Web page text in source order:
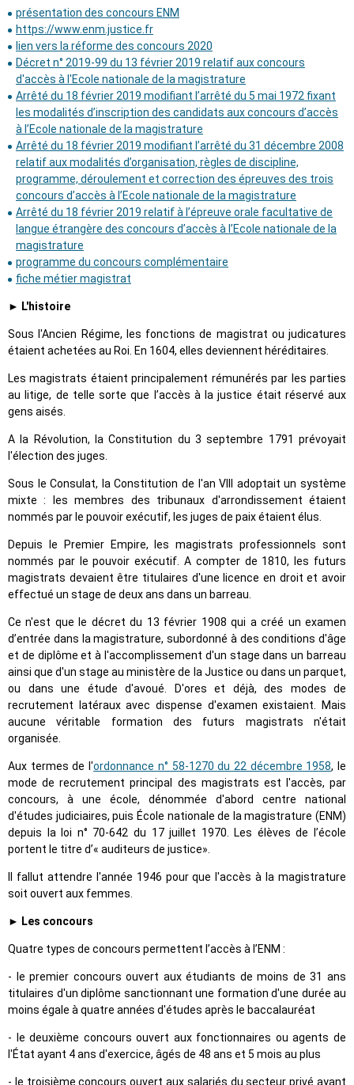
présentation des concours ENM
https://www.enm.justice.fr
lien vers la réforme des concours 2020
Décret n° 2019-99 du 13 février 2019 relatif aux concours
d'accès à l'Ecole nationale de la magistrature
Arrêté du 18 février 2019 modifiant l’arrêté du 5 mai 1972 fixant
les modalités d’inscription des candidats aux concours d’accès
à l’Ecole nationale de la magistrature
Arrêté du 18 février 2019 modifiant l’arrêté du 31 décembre 2008
relatif aux modalités d’organisation, règles de discipline,
programme, déroulement et correction des épreuves des trois
concours d’accès à l’Ecole nationale de la magistrature
Arrêté du 18 février 2019 relatif à l’épreuve orale facultative de
langue étrangère des concours d’accès à l’Ecole nationale de la
magistrature
programme du concours complémentaire
fiche métier magistrat
► L'histoire
Sous l'Ancien Régime, les fonctions de magistrat ou judicatures
étaient achetées au Roi. En 1604, elles deviennent héréditaires.
Les magistrats étaient principalement rémunérés par les parties
au litige, de telle sorte que l’accès à la justice était réservé aux
gens aisés.
A la Révolution, la Constitution du 3 septembre 1791 prévoyait
l'élection des juges.
Sous le Consulat, la Constitution de l'an VIII adoptait un système
mixte : les membres des tribunaux d'arrondissement étaient
nommés par le pouvoir exécutif, les juges de paix étaient élus.
Depuis le Premier Empire, les magistrats professionnels sont
nommés par le pouvoir exécutif. A compter de 1810, les futurs
magistrats devaient être titulaires d'une licence en droit et avoir
effectué un stage de deux ans dans un barreau.
Ce n'est que le décret du 13 février 1908 qui a créé un examen
d’entrée dans la magistrature, subordonné à des conditions d'âge
et de diplôme et à l'accomplissement d'un stage dans un barreau
ainsi que d'un stage au ministère de la Justice ou dans un parquet,
ou dans une étude d'avoué. D'ores et déjà, des modes de
recrutement latéraux avec dispense d'examen existaient. Mais
aucune véritable formation des futurs magistrats n'était
organisée.
Aux termes de l'ordonnance n° 58-1270 du 22 décembre 1958, le
mode de recrutement principal des magistrats est l'accès, par
concours, à une école, dénommée d'abord centre national
d'études judiciaires, puis École nationale de la magistrature (ENM)
depuis la loi n° 70-642 du 17 juillet 1970. Les élèves de l’école
portent le titre d’« auditeurs de justice».
Il fallut attendre l'année 1946 pour que l'accès à la magistrature
soit ouvert aux femmes.
► Les concours
Quatre types de concours permettent l’accès à l’ENM :
- le premier concours ouvert aux étudiants de moins de 31 ans
titulaires d'un diplôme sanctionnant une formation d'une durée au
moins égale à quatre années d'études après le baccalauréat
- le deuxième concours ouvert aux fonctionnaires ou agents de
l'État ayant 4 ans d'exercice, âgés de 48 ans et 5 mois au plus
- le troisième concours ouvert aux salariés du secteur privé ayant